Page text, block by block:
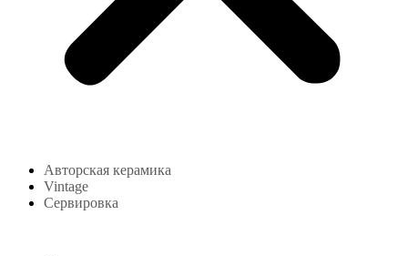
Авторская керамика
Vintage
Сервировка